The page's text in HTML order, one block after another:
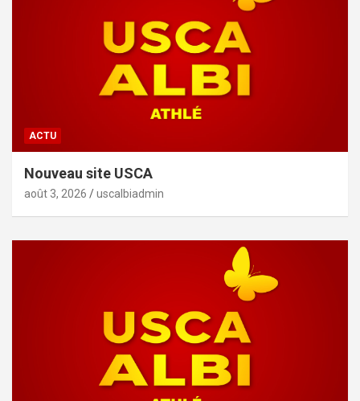
ACTU
Nouveau site USCA
août 3, 2026 uscalbiadmin